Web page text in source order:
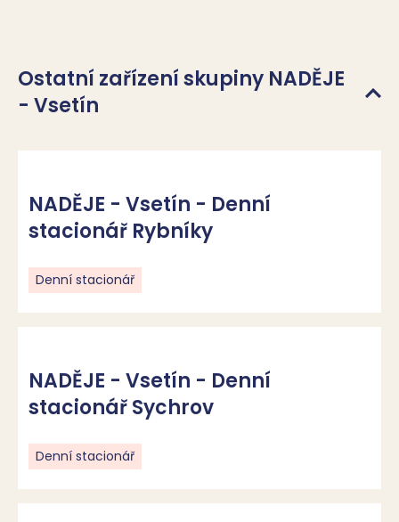
Ostatní zařízení skupiny NADĚJE
- Vsetín
NADĚJE - Vsetín - Denní
stacionář Rybníky
Denní stacionář
NADĚJE - Vsetín - Denní
stacionář Sychrov
Denní stacionář